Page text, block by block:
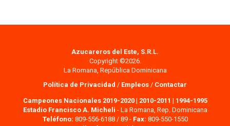
Azucareros del Este, S.R.L.
Copyright ©2026.
La Romana, República Dominicana
Política de Privacidad / Empleos / Contactar
Campeones Nacionales 2019-2020| 2010-2011 | 1994-1995
Estadio Francisco A. Micheli - La Romana, Rep. Dominicana
Teléfono: 809-556-6188 / 89 - Fax: 809-550-1550